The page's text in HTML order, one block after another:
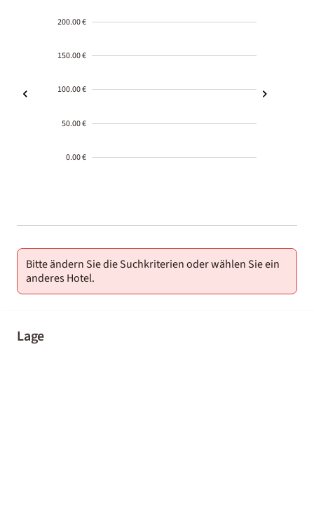
200.00 €
150.00 €
100.00 €
50.00 €
0.00 €
01-02
Bitte ändern Sie die Suchkriterien oder wählen Sie ein
anderes Hotel.
Lage